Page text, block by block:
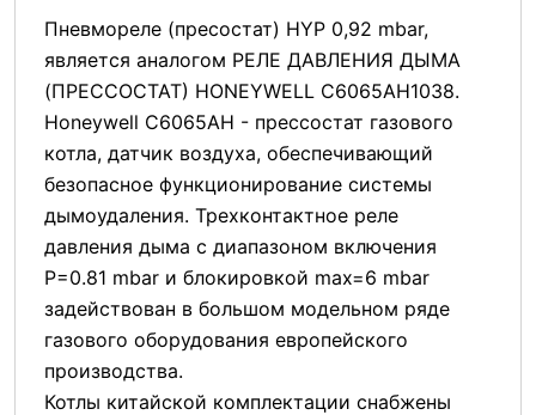
Пневмореле (пресостат) HYP 0,92 mbar,
является аналогом РЕЛЕ ДАВЛЕНИЯ ДЫМА
(ПРЕССОСТАТ) HONEYWELL C6065AH1038.
Honeywell C6065AH - прессостат газового
котла, датчик воздуха, обеспечивающий
безопасное функционирование системы
дымоудаления. Трехконтактное реле
давления дыма с диапазоном включения
P=0.81 mbar и блокировкой max=6 mbar
задействован в большом модельном ряде
газового оборудования европейского
производства.
Котлы китайской комплектации снабжены